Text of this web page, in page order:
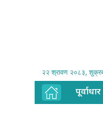
२२ श्रावण २०८३,
पूर्वाधार